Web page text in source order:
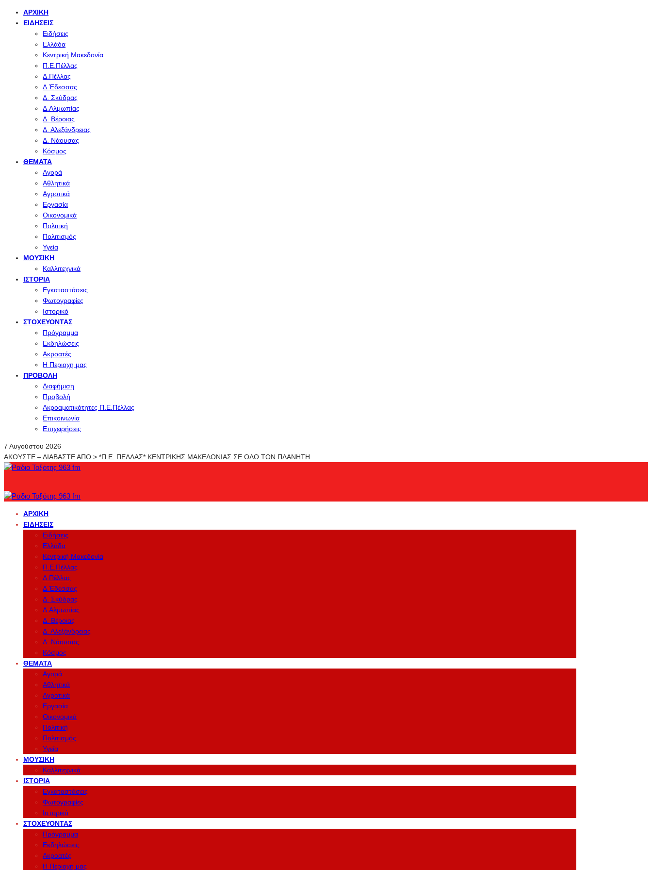
ΑΡΧΙΚΉ
ΕΙΔΉΣΕΙΣ
Ειδήσεις
Ελλάδα
Κεντρική Μακεδονία
Π.Ε.Πέλλας
Δ.Πέλλας
Δ.Έδεσσας
Δ. Σκύδρας
Δ.Αλμωπίας
Δ. Βέροιας
Δ. Αλεξάνδρειας
Δ. Νάουσας
Κόσμος
ΘΈΜΑΤΑ
Αγορά
Αθλητικά
Αγροτικά
Εργασία
Οικονομικά
Πολιτική
Πολιτισμός
Υγεία
ΜΟΥΣΙΚΉ
Καλλιτεχνικά
ΙΣΤΟΡΊΑ
Εγκαταστάσεις
Φωτογραφίες
Ιστορικό
ΣΤΟΧΕΎΟΝΤΑΣ
Πρόγραμμα
Εκδηλώσεις
Ακροατές
Η Περιοχη μας
ΠΡΟΒΟΛΉ
Διαφήμιση
Προβολή
Ακροαματικότητες Π.Ε.Πέλλας
Επικοινωνία
Επιχειρήσεις
7 Αυγούστου 2026
ΑΚΟΥΣΤΕ – ΔΙΑΒΑΣΤΕ ΑΠΟ > *Π.Ε. ΠΕΛΛΑΣ* ΚΕΝΤΡΙΚΗΣ ΜΑΚΕΔΟΝΙΑΣ ΣΕ ΟΛΟ ΤΟΝ ΠΛΑΝΗΤΗ
ΑΡΧΙΚΉ
ΕΙΔΉΣΕΙΣ
Ειδήσεις
Ελλάδα
Κεντρική Μακεδονία
Π.Ε.Πέλλας
Δ.Πέλλας
Δ.Έδεσσας
Δ. Σκύδρας
Δ.Αλμωπίας
Δ. Βέροιας
Δ. Αλεξάνδρειας
Δ. Νάουσας
Κόσμος
ΘΈΜΑΤΑ
Αγορά
Αθλητικά
Αγροτικά
Εργασία
Οικονομικά
Πολιτική
Πολιτισμός
Υγεία
ΜΟΥΣΙΚΉ
Καλλιτεχνικά
ΙΣΤΟΡΊΑ
Εγκαταστάσεις
Φωτογραφίες
Ιστορικό
ΣΤΟΧΕΎΟΝΤΑΣ
Πρόγραμμα
Εκδηλώσεις
Ακροατές
Η Περιοχη μας